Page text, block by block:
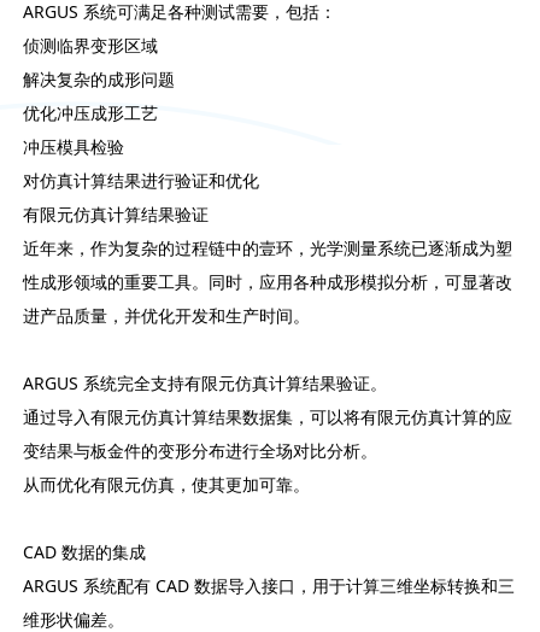
ARGUS 系统可满足各种测试需要，包括：
侦测临界变形区域
解决复杂的成形问题
优化冲压成形工艺
冲压模具检验
对仿真计算结果进行验证和优化
有限元仿真计算结果验证
近年来，作为复杂的过程链中的壹环，光学测量系统已逐渐成为塑
性成形领域的重要工具。同时，应用各种成形模拟分析，可显著改
进产品质量，并优化开发和生产时间。
ARGUS 系统完全支持有限元仿真计算结果验证。
通过导入有限元仿真计算结果数据集，可以将有限元仿真计算的应
变结果与板金件的变形分布进行全场对比分析。
从而优化有限元仿真，使其更加可靠。
CAD 数据的集成
ARGUS 系统配有 CAD 数据导入接口，用于计算三维坐标转换和三
维形状偏差。